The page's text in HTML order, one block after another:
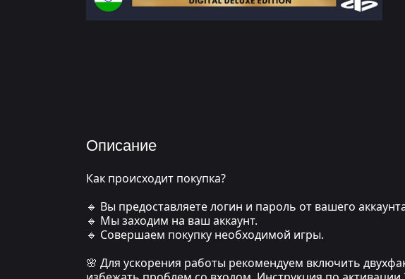
Описание
Как происходит покупка?
🔹 Вы предоставляете логин и пароль от вашего
🔹 Мы заходим на ваш аккаунт.
🔹 Совершаем покупку необходимой игры.
🌸 Для ускорения работы рекомендуем включить